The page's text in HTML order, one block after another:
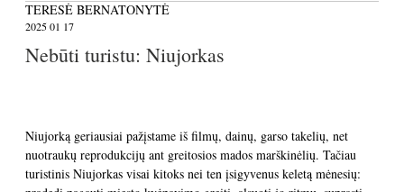
TERESĖ BERNATONYTĖ
2025 01 17
Nebūti turistu: Niujorkas
Niujorką geriausiai pažįstame iš filmų, dainų, garso takelių, net
nuotraukų reprodukcijų ant greitosios mados marškinėlių. Tačiau
turistinis Niujorkas visai kitoks nei ten įsigyvenus keletą mėnesių: